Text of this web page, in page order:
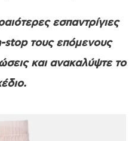
εσπαντρίγιες
τους επόμενους
και ανακαλύψτε το